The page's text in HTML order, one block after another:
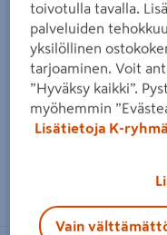
Zoomaa
toivotulla tavalla.
palveluiden
yksilöllinen
tarjoaminen. Voit
”Hyväksy kaikki”.
myöhemmin
Lisätietoja K-
Vain